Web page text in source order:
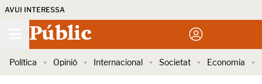
AVUI INTERESSA
Públic
Política Opinió Internacional Societat Economia